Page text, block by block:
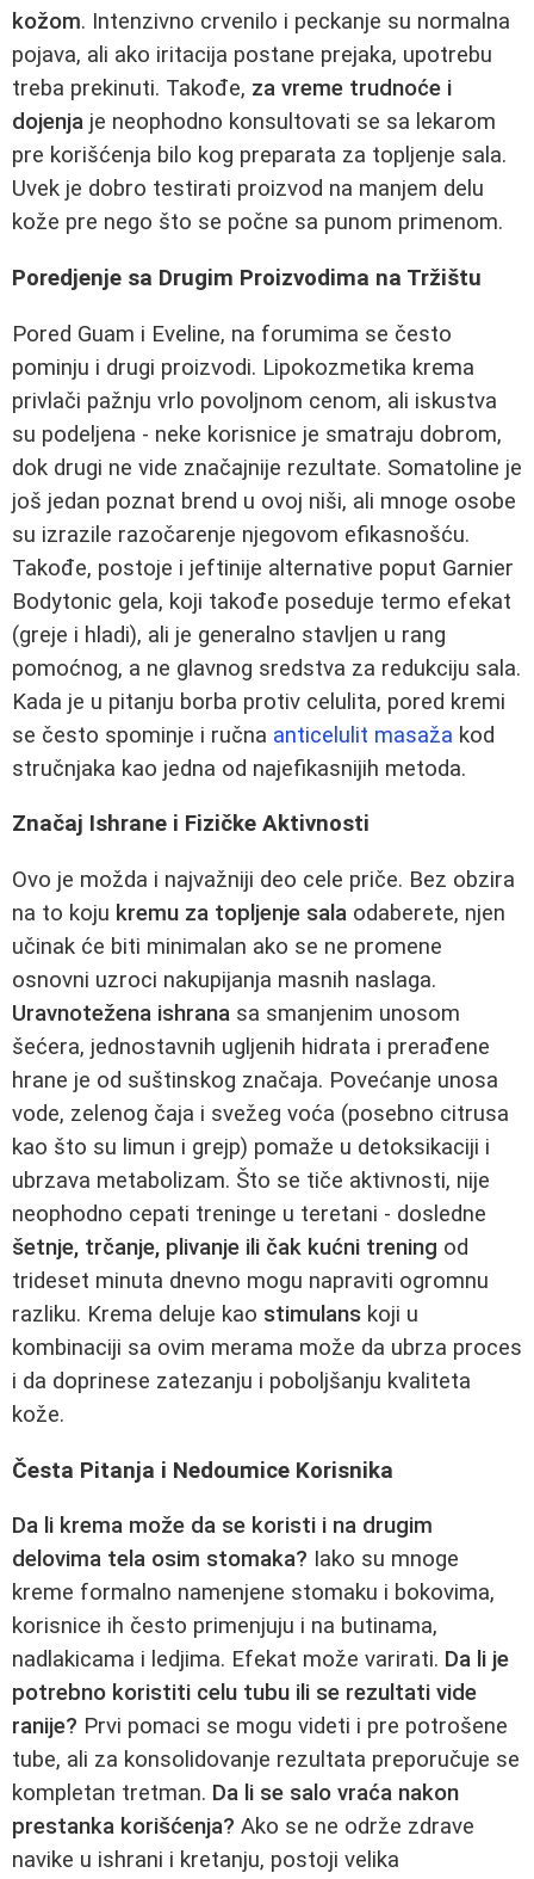
kožom. Intenzivno crvenilo i peckanje su normalna
pojava, ali ako iritacija postane prejaka, upotrebu
treba prekinuti. Takođe, za vreme trudnoće i
dojenja je neophodno konsultovati se sa lekarom
pre korišćenja bilo kog preparata za topljenje sala.
Uvek je dobro testirati proizvod na manjem delu
kože pre nego što se počne sa punom primenom.
Poredjenje sa Drugim Proizvodima na Tržištu
Pored Guam i Eveline, na forumima se često
pominju i drugi proizvodi. Lipokozmetika krema
privlači pažnju vrlo povoljnom cenom, ali iskustva
su podeljena - neke korisnice je smatraju dobrom,
dok drugi ne vide značajnije rezultate. Somatoline je
još jedan poznat brend u ovoj niši, ali mnoge osobe
su izrazile razočarenje njegovom efikasnošću.
Takođe, postoje i jeftinije alternative poput Garnier
Bodytonic gela, koji takođe poseduje termo efekat
(greje i hladi), ali je generalno stavljen u rang
pomoćnog, a ne glavnog sredstva za redukciju sala.
Kada je u pitanju borba protiv celulita, pored kremi
se često spominje i ručna anticelulit masaža kod
stručnjaka kao jedna od najefikasnijih metoda.
Značaj Ishrane i Fizičke Aktivnosti
Ovo je možda i najvažniji deo cele priče. Bez obzira
na to koju kremu za topljenje sala odaberete, njen
učinak će biti minimalan ako se ne promene
osnovni uzroci nakupijanja masnih naslaga.
Uravnotežena ishrana sa smanjenim unosom
šećera, jednostavnih ugljenih hidrata i prerađene
hrane je od suštinskog značaja. Povećanje unosa
vode, zelenog čaja i svežeg voća (posebno citrusa
kao što su limun i grejp) pomaže u detoksikaciji i
ubrzava metabolizam. Što se tiče aktivnosti, nije
neophodno cepati treninge u teretani - dosledne
šetnje, trčanje, plivanje ili čak kućni trening od
trideset minuta dnevno mogu napraviti ogromnu
razliku. Krema deluje kao stimulans koji u
kombinaciji sa ovim merama može da ubrza proces
i da doprinese zatezanju i poboljšanju kvaliteta
kože.
Česta Pitanja i Nedoumice Korisnika
Da li krema može da se koristi i na drugim
delovima tela osim stomaka? Iako su mnoge
kreme formalno namenjene stomaku i bokovima,
korisnice ih često primenjuju i na butinama,
nadlakicama i ledjima. Efekat može varirati. Da li je
potrebno koristiti celu tubu ili se rezultati vide
ranije? Prvi pomaci se mogu videti i pre potrošene
tube, ali za konsolidovanje rezultata preporučuje se
kompletan tretman. Da li se salo vraća nakon
prestanka korišćenja? Ako se ne održe zdrave
navike u ishrani i kretanju, postoji velika